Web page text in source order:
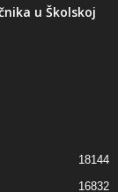
u Školskoj
18144
16832